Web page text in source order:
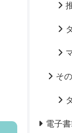
そ
電子